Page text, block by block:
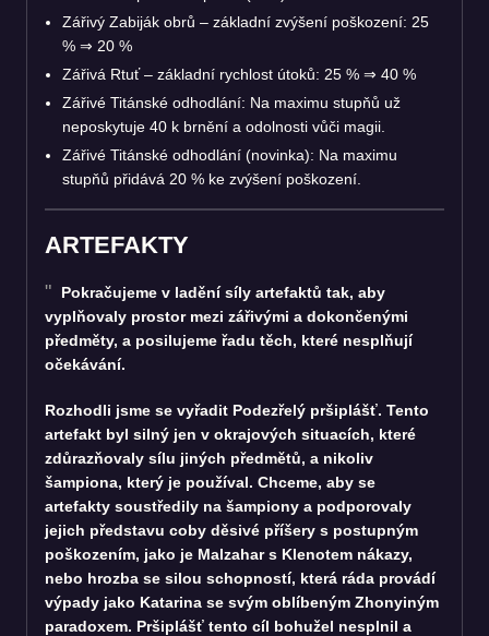
Zářivý Zabiják obrů – základní zvýšení poškození: 25
% ⇒ 20 %
Zářivá Rtuť – základní rychlost útoků: 25 % ⇒ 40 %
Zářivé Titánské odhodlání: Na maximu stupňů už
neposkytuje 40 k brnění a odolnosti vůči magii.
Zářivé Titánské odhodlání (novinka): Na maximu
stupňů přidává 20 % ke zvýšení poškození.
ARTEFAKTY
Pokračujeme v ladění síly artefaktů tak, aby
vyplňovaly prostor mezi zářivými a dokončenými
předměty, a posilujeme řadu těch, které nesplňují
očekávání.
Rozhodli jsme se vyřadit Podezřelý pršiplášť. Tento
artefakt byl silný jen v okrajových situacích, které
zdůrazňovaly sílu jiných předmětů, a nikoliv
šampiona, který je používal. Chceme, aby se
artefakty soustředily na šampiony a podporovaly
jejich představu coby děsivé příšery s postupným
poškozením, jako je Malzahar s Klenotem nákazy,
nebo hrozba se silou schopností, která ráda provádí
výpady jako Katarina se svým oblíbeným Zhonyiným
paradoxem. Pršiplášť tento cíl bohužel nesplnil a